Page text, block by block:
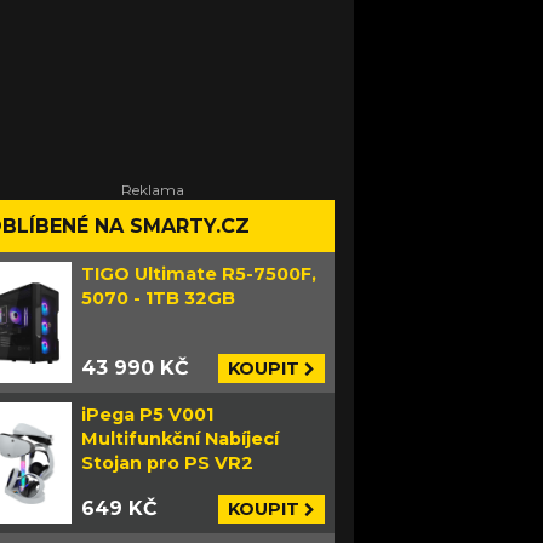
NA SMARTY.CZ
TIGO Ultimate R5-7500F,
5070 - 1TB 32GB
43 990 KČ KOUPIT
iPega P5 V001
Multifunkční Nabíjecí
Stojan pro PS VR2
649 KČ KOUPIT